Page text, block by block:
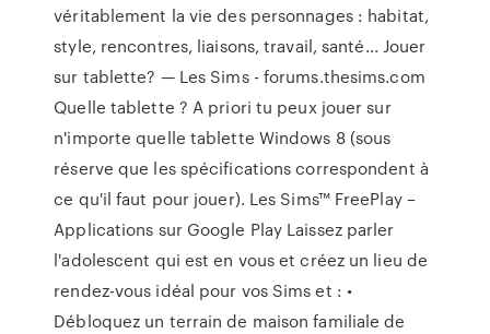
véritablement la vie des personnages : habitat,
style, rencontres, liaisons, travail, santé... Jouer
sur tablette? — Les Sims - forums.thesims.com
Quelle tablette ? A priori tu peux jouer sur
n'importe quelle tablette Windows 8 (sous
réserve que les spécifications correspondent à
ce qu'il faut pour jouer). Les Sims™ FreePlay –
Applications sur Google Play Laissez parler
l'adolescent qui est en vous et créez un lieu de
rendez-vous idéal pour vos Sims et : •
Débloquez un terrain de maison familiale de